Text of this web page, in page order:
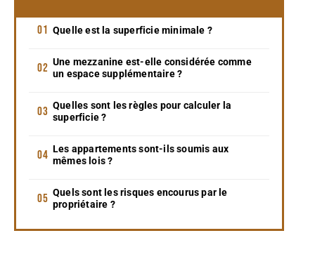
Quelle est la superficie minimale ?
Une mezzanine est-elle considérée comme
un espace supplémentaire ?
Quelles sont les règles pour calculer la
superficie ?
Les appartements sont-ils soumis aux
mêmes lois ?
Quels sont les risques encourus par le
propriétaire ?